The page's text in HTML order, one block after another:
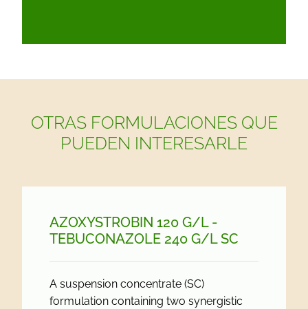
OTRAS FORMULACIONES QUE
PUEDEN INTERESARLE
AZOXYSTROBIN 120 G/L -
TEBUCONAZOLE 240 G/L SC
A suspension concentrate (SC)
formulation containing two synergistic